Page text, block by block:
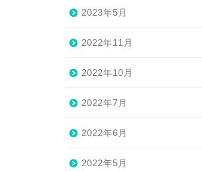
2023年5月
2022年11月
2022年10月
2022年7月
2022年6月
2022年5月